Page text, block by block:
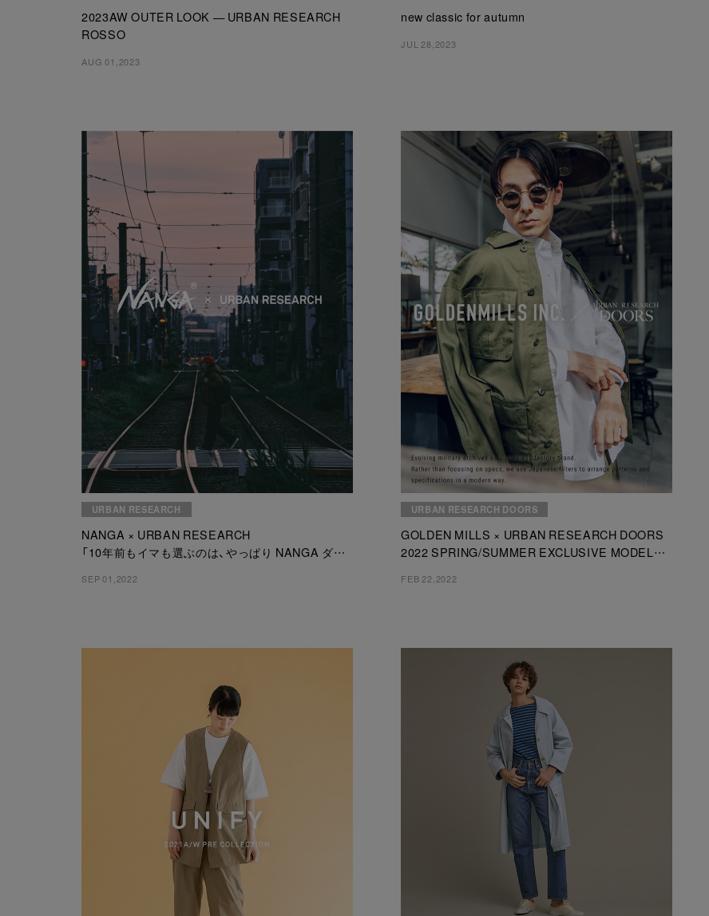
2023AW OUTER LOOK — URBAN RESEARCH
ROSSO
AUG 01,2023
new classic for autumn
JUL 28,2023
URBAN RESEARCH
NANGA × URBAN RESEARCH
「10年前もイマも選ぶのは、やっぱり NANGA ダウ
10年以上続く、日本随一のダウンメーカーとのコラ
SEP 01,2022
URBAN RESEARCH DOORS
GOLDEN MILLS × URBAN RESEARCH DOORS
2022 SPRING/SUMMER EXCLUSIVE MODEL
FEB 22,2022